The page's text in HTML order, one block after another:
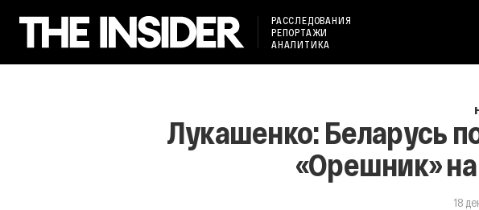
РАССЛЕДОВАНИЯ
РЕПОРТАЖИ
АНАЛИТИКА
Лукашенко: Беларусь
«Орешник»
18